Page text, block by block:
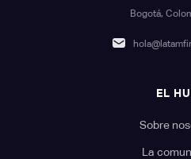
Bogotá,
EL
Sobre
La